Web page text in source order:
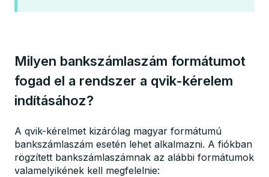
Milyen bankszámlaszám formátumot
fogad el a rendszer a qvik-kérelem
indításához?
A qvik-kérelmet kizárólag magyar formátumú
bankszámlaszám esetén lehet alkalmazni. A fiókban
rögzített bankszámlaszámnak az alábbi formátumok
valamelyikének kell megfelelnie: